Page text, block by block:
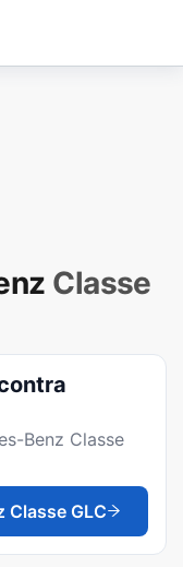
Classe
Benz Classe
Classe GLC